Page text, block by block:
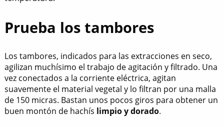
Prueba los tambores
Los tambores, indicados para las extracciones en seco,
agilizan muchísimo el trabajo de agitación y filtrado. Una
vez conectados a la corriente eléctrica, agitan
suavemente el material vegetal y lo filtran por una malla
de 150 micras. Bastan unos pocos giros para obtener un
buen montón de hachís limpio y dorado.